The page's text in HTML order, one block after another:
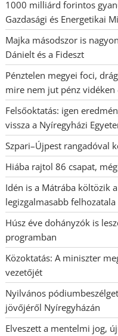
1000 milliárd forintos
Gazdasági és Energetikai
Majka másodszor is
Dánielt és a Fideszt
Pénztelen megyei foci,
mire nem jut pénz
Felsőoktatás: igen
vissza a Nyíregyházi
Szpari–Újpest rangadóval
Hiába rajtol 86 csapat,
Idén is a Mátrába költözik
legizgalmasabb felhozatala
Húsz éve dohányzók is
programban
Közoktatás: A miniszter
vezetőjét
Nyilvános
jövőjéről Nyíregyházán
Elveszett a mentelmi jog,